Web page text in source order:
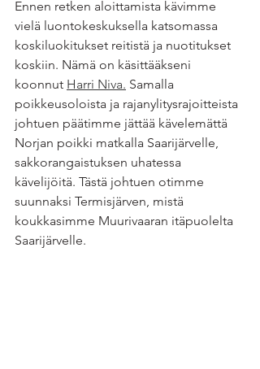
Ennen retken aloittamista kävimme
vielä luontokeskuksella katsomassa
koskiluokitukset reitistä ja nuotitukset
koskiin. Nämä on käsittääkseni
koonnut Harri Niva. Samalla
poikkeusoloista ja rajanylitysrajoitteista
johtuen päätimme jättää kävelemättä
Norjan poikki matkalla Saarijärvelle,
sakkorangaistuksen uhatessa
kävelijöitä. Tästä johtuen otimme
suunnaksi Termisjärven, mistä
koukkasimme Muurivaaran itäpuolelta
Saarijärvelle.